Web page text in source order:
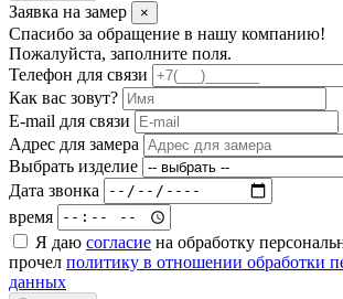
Заявка на замер ×
Спасибо за обращение в нашу компанию!
Пожалуйста, заполните поля.
Телефон для связи
Как вас зовут?
E-mail для связи
Адрес для замера
Выбрать изделие
Дата звонка
время
Я даю согласие на обработку
прочел политику в отношении обработки
данных